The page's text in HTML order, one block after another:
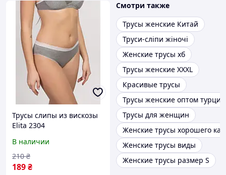
Трусы слипы из вискозы
Elita 2304
В наличии
189₴
210 ₴
Смотри также
Трусы женские Китай
Труси-сліпи жіночі
Женские трусы хб
Трусы женские XXXL
Красивые трусы
Трусы женские оптом турция
Трусы для женщин
Женские трусы хорошего
Женские трусы виды
Женские трусы размер S